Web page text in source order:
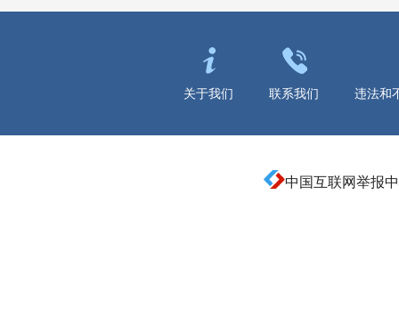
关于我们 联系我们 违法和
中国互联网举报